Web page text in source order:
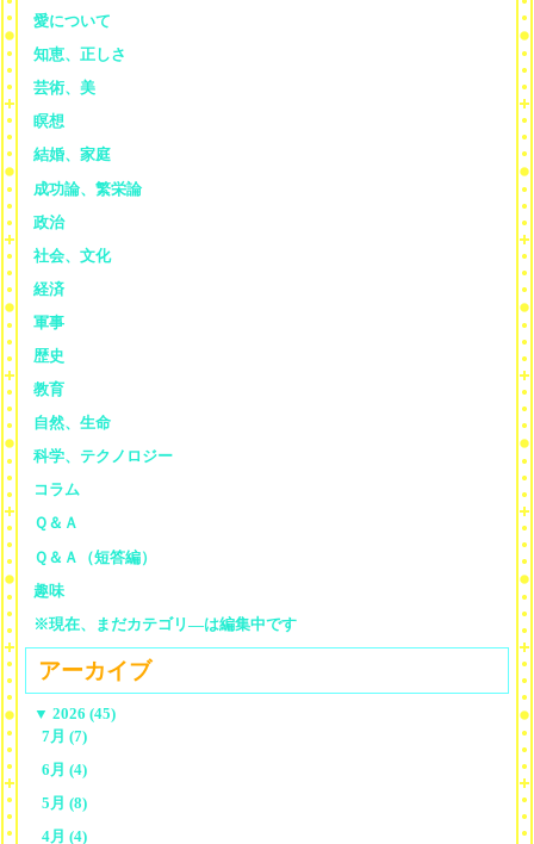
愛について
知恵、正しさ
芸術、美
瞑想
結婚、家庭
成功論、繁栄論
政治
社会、文化
経済
軍事
歴史
教育
自然、生命
科学、テクノロジー
コラム
Ｑ＆Ａ
Ｑ＆Ａ（短答編）
趣味
※現在、まだカテゴリ—は編集中です
アーカイブ
▼ 2026 (45)
7月 (7)
6月 (4)
5月 (8)
4月 (4)